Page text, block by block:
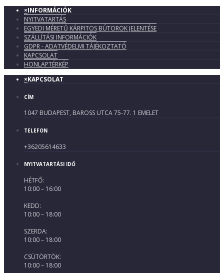
×INFORMÁCIÓK
NYITVATARTÁS
EGYEDI MÉRETŰ KÁRPITOS BÚTOROK JELENTÉSE
SZÁLLÍTÁSI INFORMÁCIÓK
GDPR - ADATVÉDELMI TÁJÉKOZTATÓ
KAPCSOLAT
HONLAPTÉRKÉP
×KAPCSOLAT
CÍM
1047 BUDAPEST, BAROSS UTCA 75-77. 1 EMELET
TELEFON
+36205614633
NYITVATARTÁSI IDŐ
HÉTFŐ:
10:00 – 16:00
KEDD:
10:00 – 18:00
SZERDA:
10:00 – 18:00
CSÜTÖRTÖK:
10:00 – 18:00